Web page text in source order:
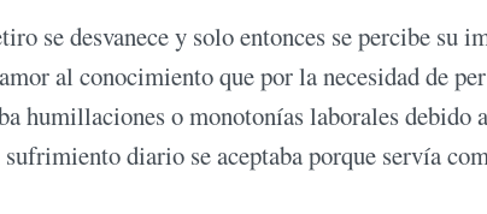
se desvanece y solo entonces se percibe su
al conocimiento que por la necesidad de
humillaciones o monotonías laborales debido
diario se aceptaba porque servía